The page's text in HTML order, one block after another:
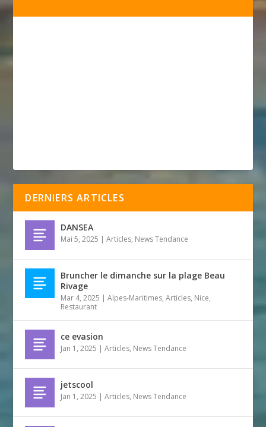
DERNIERS ARTICLES
DANSEA
Mai 5, 2025 |Articles, News Tendance
Bruncher le dimanche sur la plage Beau
Rivage
Mar 4, 2025 |Alpes-Maritimes,Articles, Nice,
Restaurant
ce evasion
Jan 1, 2025 |Articles, News Tendance
jetscool
Jan 1, 2025 |Articles, News Tendance